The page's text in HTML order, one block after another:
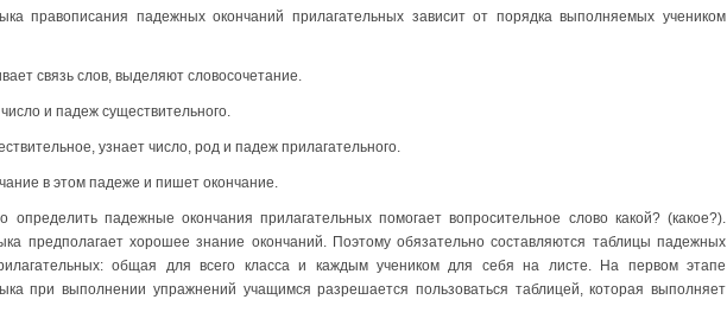
правописания падежных окон­чаний прилагательных зависит от порядка выполняемых учеником
связь слов, выделяют словосочетание.
и падеж существительного.
узнает число, род и падеж прилагательного.
в этом падеже и пишет окончание.
определить падежные окончания прилагатель­ных помогает вопросительное слово какой? (какое?).
предполагает хорошее знание окончаний. Поэтому обязательно составляются таблицы падежных
общая для всего класса и каждым учеником для себя на листе. На первом этапе
при выполнении упражнений учащимся разрешается пользоваться таблицей, которая выполняет